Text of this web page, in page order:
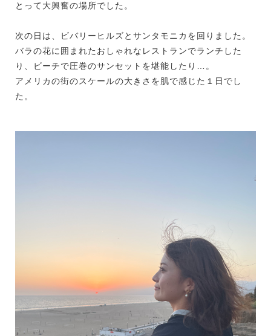
とって大興奮の場所でした。
次の日は、ビバリーヒルズとサンタモニカを回りました。
バラの花に囲まれたおしゃれなレストランでランチした
り、ビーチで圧巻のサンセットを堪能したり…。
アメリカの街のスケールの大きさを肌で感じた１日でし
た。